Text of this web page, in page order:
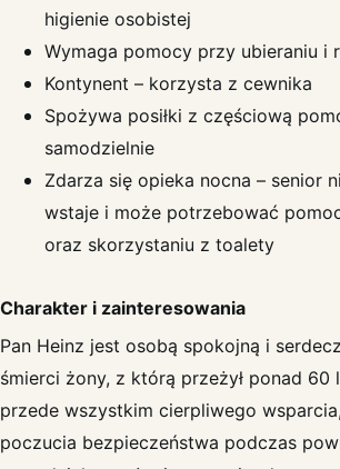
higienie osobistej
Wymaga pomocy przy ubieraniu i
Kontynent – korzysta z cewnika
Spożywa posiłki z częściową
samodzielnie
Zdarza się opieka nocna – senior
wstaje i może potrzebować
oraz skorzystaniu z toalety
Charakter i zainteresowania
Pan Heinz jest osobą spokojną i
śmierci żony, z którą przeżył ponad 60
przede wszystkim cierpliwego
poczucia bezpieczeństwa podczas